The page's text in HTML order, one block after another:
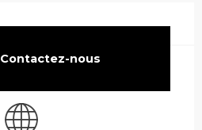
Contactez-nous